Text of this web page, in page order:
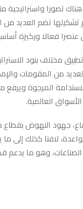
تصورا
تضم العديد
فعالا وركيزة
مختلف بنود
من المقومات
المرجوة ويرفع
العالمية.
جهود النهوض
لافتا كذلك إلى
الصناعات، وهو ما